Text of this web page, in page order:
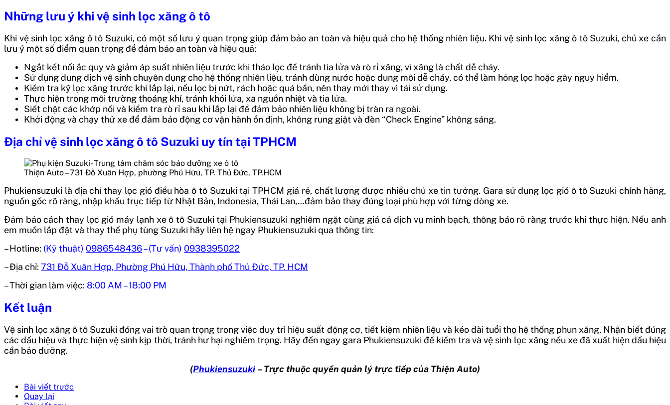
Những lưu ý khi vệ sinh lọc xăng ô tô
Khi vệ sinh lọc xăng ô tô Suzuki, có một số lưu ý quan trọng giúp đảm bảo an toàn và hiệu quả cho hệ thống nhiên liệu. Khi vệ sinh lọc xăng ô tô Suzuki, chủ xe cần
lưu ý một số điểm quan trọng để đảm bảo an toàn và hiệu quả:
Ngắt kết nối ắc quy và giảm áp suất nhiên liệu trước khi tháo lọc để tránh tia lửa và rò rỉ xăng, vì xăng là chất dễ cháy.
Sử dụng dung dịch vệ sinh chuyên dụng cho hệ thống nhiên liệu, tránh dùng nước hoặc dung môi dễ cháy, có thể làm hỏng lọc hoặc gây nguy hiểm.
Kiểm tra kỹ lọc xăng trước khi lắp lại, nếu lọc bị nứt, rách hoặc quá bẩn, nên thay mới thay vì tái sử dụng.
Thực hiện trong môi trường thoáng khí, tránh khói lửa, xa nguồn nhiệt và tia lửa.
Siết chặt các khớp nối và kiểm tra rò rỉ sau khi lắp lại để đảm bảo nhiên liệu không bị tràn ra ngoài.
Khởi động và chạy thử xe để đảm bảo động cơ vận hành ổn định, không rung giật và đèn “Check Engine” không sáng.
Địa chỉ vệ sinh lọc xăng ô tô Suzuki uy tín tại TPHCM
Thiện Auto – 731 Đỗ Xuân Hợp, phường Phú Hữu, TP. Thủ Đức, TP.HCM
Phukiensuzuki là địa chỉ thay lọc gió điều hòa ô tô Suzuki tại TPHCM giá rẻ, chất lượng được nhiều chủ xe tin tưởng. Gara sử dụng lọc gió ô tô Suzuki chính hãng,
nguồn gốc rõ ràng, nhập khẩu trục tiếp từ Nhật Bản, Indonesia, Thái Lan,…đảm bảo thay đúng loại phù hợp với từng dòng xe.
Đảm bảo cách thay lọc gió máy lạnh xe ô tô Suzuki tại Phukiensuzuki nghiêm ngặt cùng giá cả dịch vụ minh bạch, thông báo rõ ràng trước khi thực hiện. Nếu anh
em muốn lắp đặt và thay thế phụ tùng Suzuki hãy liên hệ ngay Phukiensuzuki qua thông tin:
– Hotline: (Kỹ thuật) 0986548436– (Tư vấn) 0938395022
– Địa chỉ: 731 Đỗ Xuân Hợp, Phường Phú Hữu, Thành phố Thủ Đức, TP. HCM
– Thời gian làm việc: 8:00 AM – 18:00 PM
Kết luận
Vệ sinh lọc xăng ô tô Suzuki đóng vai trò quan trọng trong việc duy trì hiệu suất động cơ, tiết kiệm nhiên liệu và kéo dài tuổi thọ hệ thống phun xăng. Nhận biết đúng
các dấu hiệu và thực hiện vệ sinh kịp thời, tránh hư hại nghiêm trọng. Hãy đến ngay gara Phukiensuzuki để kiểm tra và vệ sinh lọc xăng nếu xe đã xuất hiện dấu hiệu
cần bảo dưỡng.
(Phukiensuzuki – Trực thuộc quyền quản lý trực tiếp của Thiện Auto)
Bài viết trước
Quay lại